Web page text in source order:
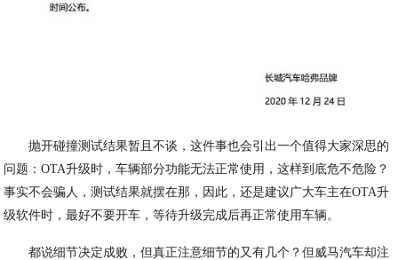
抛开碰撞测试结果暂且不谈，这件事也会引出一个值得大家深思的
问题：OTA升级时，车辆部分功能无法正常使用，这样到底危不危险？
事实不会骗人，测试结果就摆在那，因此，还是建议广大车主在OTA升
级软件时，最好不要开车，等待升级完成后再正常使用车辆。
都说细节决定成败，但真正注意细节的又有几个？但威马汽车却注